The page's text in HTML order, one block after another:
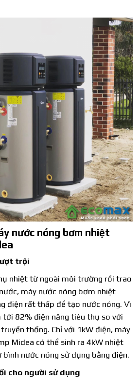
nước nóng bơm nhiệt
trội
nhiệt từ ngoài môi trường rồi trao
máy nước nóng bơm nhiệt
điện rất thấp để tạo nước nóng. Vì
82% điện năng tiêu thụ so với
thống. Chỉ với 1kW điện, máy
Midea có thể sinh ra 4kW nhiệt
nước nóng sử dụng bằng điện.
cho người sử dụng